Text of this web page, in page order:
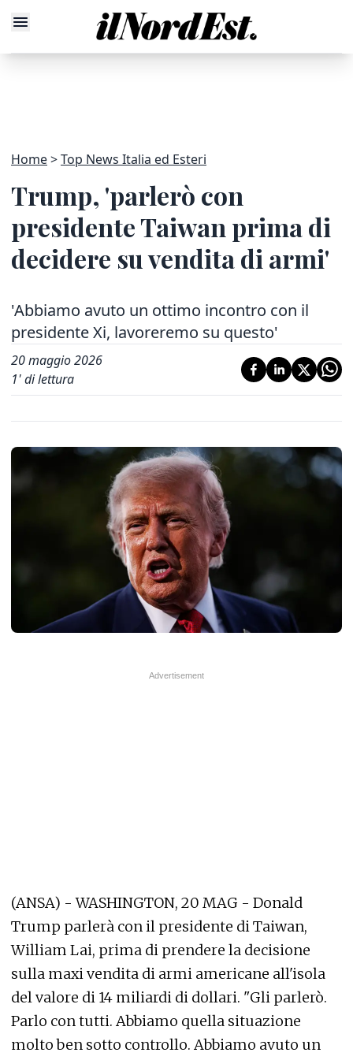
Home Top News Italia ed Esteri
Trump, 'parlerò con
presidente Taiwan prima di
decidere su vendita di armi'
'Abbiamo avuto un ottimo incontro con il
presidente Xi, lavoreremo su questo'
20 maggio 2026
1' di lettura
(ANSA) - WASHINGTON, 20 MAG - Donald
Trump parlerà con il presidente di Taiwan,
William Lai, prima di prendere la decisione
sulla maxi vendita di armi americane all'isola
del valore di 14 miliardi di dollari. "Gli parlerò.
Parlo con tutti. Abbiamo quella situazione
molto ben sotto controllo. Abbiamo avuto un